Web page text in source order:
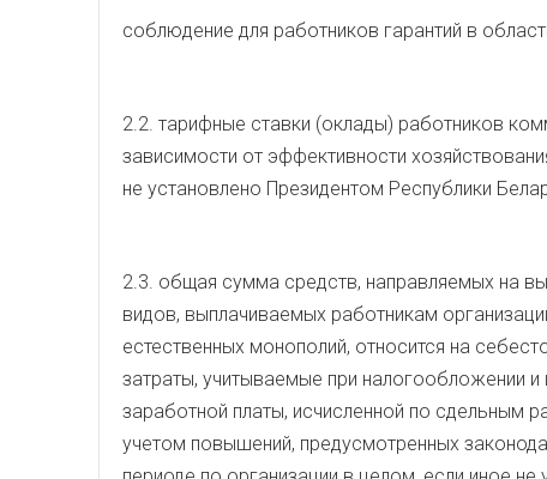
соблюдение для работников гарантий в
2.2. тарифные ставки (оклады) работников
зависимости от эффективности
не установлено Президентом Республики
2.3. общая сумма средств, направляемых на
видов, выплачиваемых работникам
естественных монополий, относится на
затраты, учитываемые при налогообложении
заработной платы, исчисленной по сдельным
учетом повышений, предусмотренных